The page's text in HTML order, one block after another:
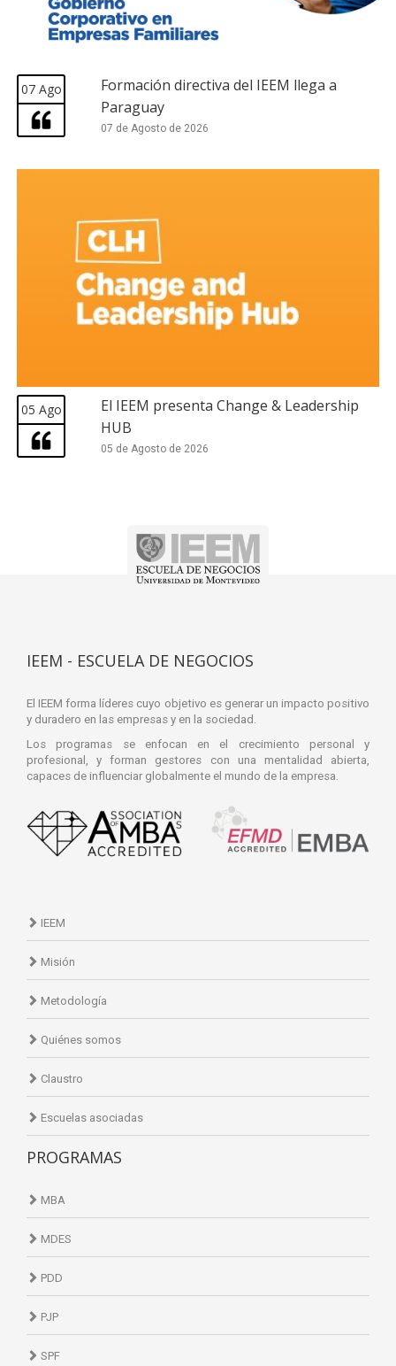
07 Ago
Formación directiva del IEEM llega a
Paraguay
07 de Agosto de 2026
05 Ago
El IEEM presenta Change & Leadership
HUB
05 de Agosto de 2026
IEEM - ESCUELA DE NEGOCIOS
El IEEM forma líderes cuyo objetivo es generar un impacto positivo
y duradero en las empresas y en la sociedad.
Los programas se enfocan en el crecimiento personal y
profesional, y forman gestores con una mentalidad abierta,
capaces de influenciar globalmente el mundo de la empresa.
IEEM
Misión
Metodología
Quiénes somos
Claustro
Escuelas asociadas
PROGRAMAS
MBA
MDES
PDD
PJP
SPF